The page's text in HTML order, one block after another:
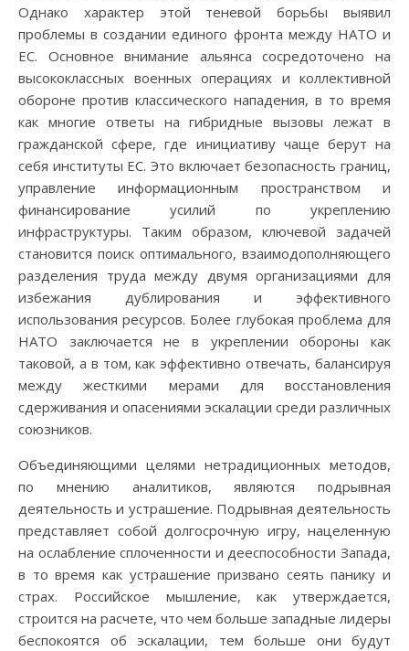
Однако характер этой теневой борьбы выявил
проблемы в создании единого фронта между НАТО и
ЕС. Основное внимание альянса сосредоточено на
высококлассных военных операциях и коллективной
обороне против классического нападения, в то время
как многие ответы на гибридные вызовы лежат в
гражданской сфере, где инициативу чаще берут на
себя институты ЕС. Это включает безопасность границ,
управление информационным пространством и
финансирование усилий по укреплению
инфраструктуры. Таким образом, ключевой задачей
становится поиск оптимального, взаимодополняющего
разделения труда между двумя организациями для
избежания дублирования и эффективного
использования ресурсов. Более глубокая проблема для
НАТО заключается не в укреплении обороны как
таковой, а в том, как эффективно отвечать, балансируя
между жесткими мерами для восстановления
сдерживания и опасениями эскалации среди различных
союзников.
Объединяющими целями нетрадиционных методов,
по мнению аналитиков, являются подрывная
деятельность и устрашение. Подрывная деятельность
представляет собой долгосрочную игру, нацеленную
на ослабление сплоченности и дееспособности Запада,
в то время как устрашение призвано сеять панику и
страх. Российское мышление, как утверждается,
строится на расчете, что чем больше западные лидеры
беспокоятся об эскалации, тем больше они будут